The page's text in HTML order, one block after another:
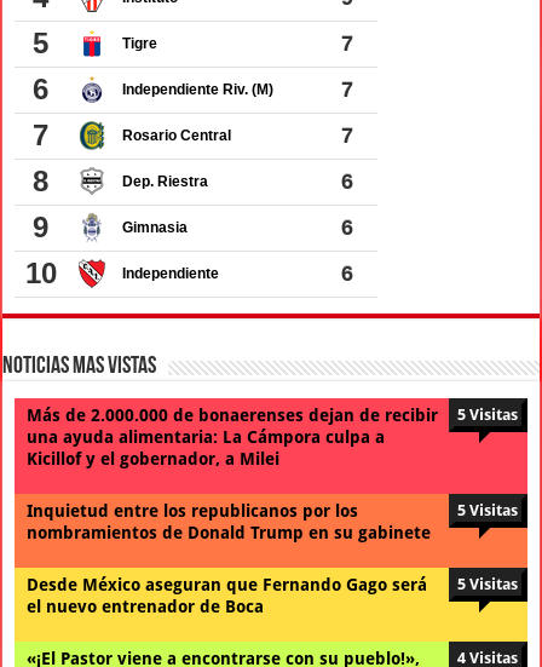
Noticias Mas Vistas
Más de 2.000.000 de bonaerenses dejan de recibir
una ayuda alimentaria: La Cámpora culpa a
Kicillof y el gobernador, a Milei
5 Visitas
Inquietud entre los republicanos por los
nombramientos de Donald Trump en su gabinete
5 Visitas
Desde México aseguran que Fernando Gago será
el nuevo entrenador de Boca
5 Visitas
«¡El Pastor viene a encontrarse con su pueblo!», 4 Visitas